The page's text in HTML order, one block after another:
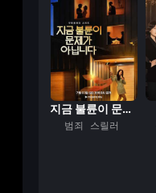
지금 불륜이 문제가...
범죄 스릴러